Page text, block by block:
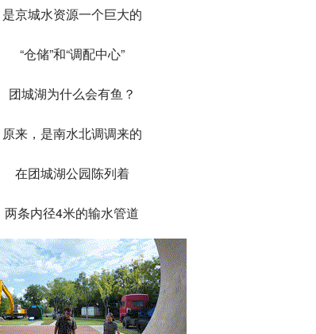
是京城水资源一个巨大的
“仓储”和“调配中心”
团城湖为什么会有鱼？
原来，是南水北调调来的
在团城湖公园陈列着
两条内径4米的输水管道